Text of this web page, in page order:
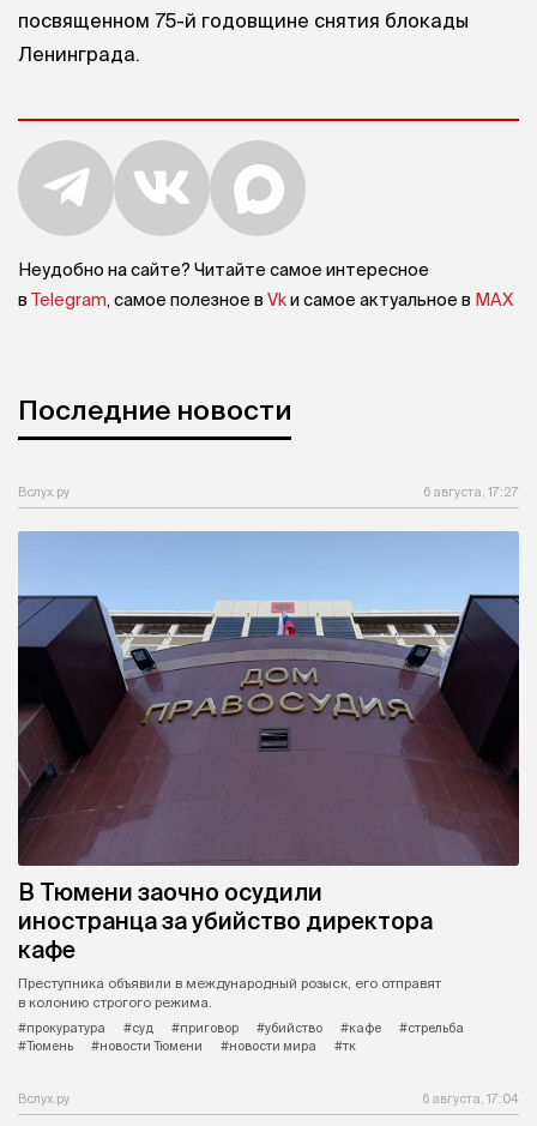
посвященном 75-й годовщине снятия блокады
Ленинграда.
Неудобно на сайте? Читайте самое интересное
в Telegram, самое полезное в Vkи самое актуальное в MAX
Последние новости
Вслух.ру 6 августа, 17:27
В Тюмени заочно осудили
иностранца за убийство директора
кафе
Преступника объявили в международный розыск, его отправят
в колонию строгого режима.
#прокуратура
#суд #приговор #убийство #кафе
#стрельба
#Тюмень
#новости Тюмени #новости мира #тк
Вслух.ру 6 августа, 17:04